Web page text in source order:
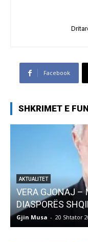
Facebook
SHKRIMET E
AKTUALITET
Pregaditi
Gjin Musa - 8